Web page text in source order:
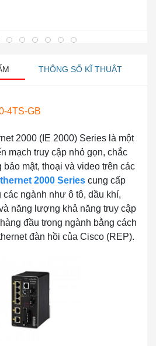
THÔNG SỐ KĨ THUẬT
4TS-GB
2000 (IE 2000) Series là một
mạch truy cập nhỏ gọn, chắc
mật, thoại và video trên các
2000 Series cung cấp
ngành như ô tô, dầu khí,
năng lượng khả năng truy cập
đầu trong ngành bằng cách
đàn hồi của Cisco (REP).